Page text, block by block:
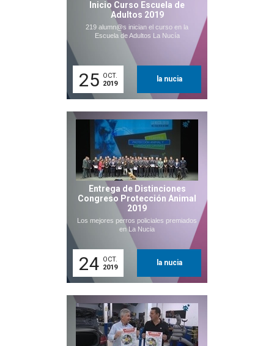
Inicio Curso Escuela de
Adultos 2019
219 alumn@s inician el curso en la
Escuela de Adultos La Nucía
25 OCT.
2019
la nucia
Entrega de Distinciones
Congreso Protección Animal
2019
Los mejores perros policiales premiados
en La Nucia
24 OCT.
2019
la nucia